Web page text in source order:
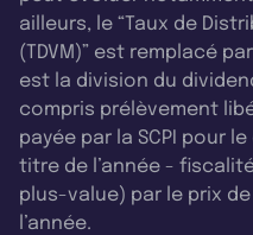
ailleurs, le “Taux de
(TDVM)” est remplacé
est la division du
compris prélèvement
payée par la SCPI pour
titre de l’année -
plus-value) par le prix
l’année.